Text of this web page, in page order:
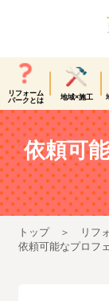
リフォーム
パークとは
地域×施工
依頼可
トップ
リフ
依頼可能なプロフ